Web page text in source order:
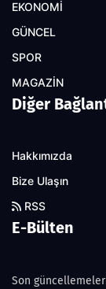
EKONOMİ
GÜNCEL
SPOR
MAGAZİN
Diğer
Hakkımızda
Bize Ulaşın
RSS
E-Bülten
Son